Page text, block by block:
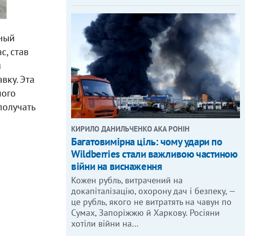
став
Эта
КИРИЛО ДАНИЛЬЧЕНКО АКА РОНІН
Багатовимірна ціль: чому удари по
Wildberries стали важливою частиною
війни на виснаження
Кожен рубль, витрачений на
докапіталізацію, охорону дач і безпеку, —
це рубль, якого не витратять на чавун по
Сумах, Запоріжжю й Харкову. Росіяни
хотіли війни на…